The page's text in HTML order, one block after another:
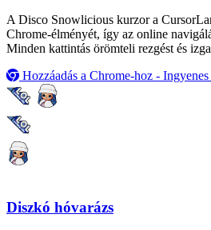
A Disco Snowlicious kurzor a
Chrome-élményét, így az online
Minden kattintás örömteli rezgést és
Hozzáadás a Chrome-hoz - Ingyenes
Diszkó hóvarázs